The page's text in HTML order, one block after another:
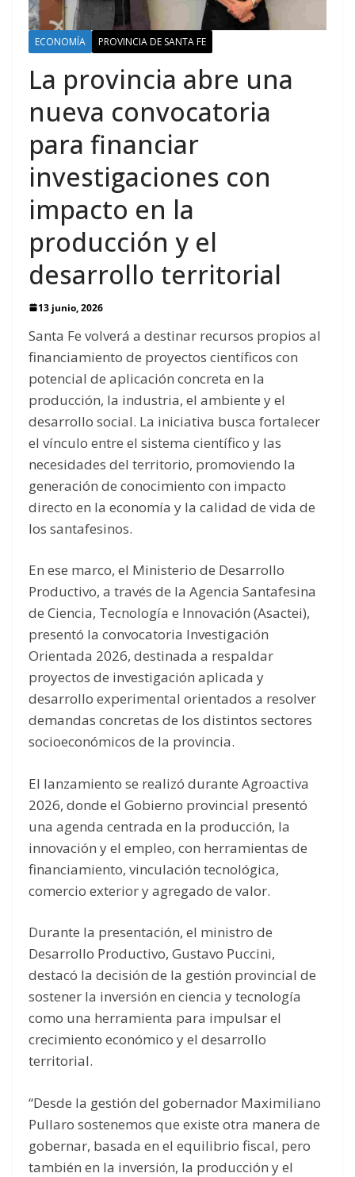
ECONOMÍA PROVINCIA DE SANTA FE
La provincia abre una
nueva convocatoria
para financiar
investigaciones con
impacto en la
producción y el
desarrollo territorial
13 junio, 2026
Santa Fe volverá a destinar recursos propios al
financiamiento de proyectos científicos con
potencial de aplicación concreta en la
producción, la industria, el ambiente y el
desarrollo social. La iniciativa busca fortalecer
el vínculo entre el sistema científico y las
necesidades del territorio, promoviendo la
generación de conocimiento con impacto
directo en la economía y la calidad de vida de
los santafesinos.
En ese marco, el Ministerio de Desarrollo
Productivo, a través de la Agencia Santafesina
de Ciencia, Tecnología e Innovación (Asactei),
presentó la convocatoria Investigación
Orientada 2026, destinada a respaldar
proyectos de investigación aplicada y
desarrollo experimental orientados a resolver
demandas concretas de los distintos sectores
socioeconómicos de la provincia.
El lanzamiento se realizó durante Agroactiva
2026, donde el Gobierno provincial presentó
una agenda centrada en la producción, la
innovación y el empleo, con herramientas de
financiamiento, vinculación tecnológica,
comercio exterior y agregado de valor.
Durante la presentación, el ministro de
Desarrollo Productivo, Gustavo Puccini,
destacó la decisión de la gestión provincial de
sostener la inversión en ciencia y tecnología
como una herramienta para impulsar el
crecimiento económico y el desarrollo
territorial.
“Desde la gestión del gobernador Maximiliano
Pullaro sostenemos que existe otra manera de
gobernar, basada en el equilibrio fiscal, pero
también en la inversión, la producción y el